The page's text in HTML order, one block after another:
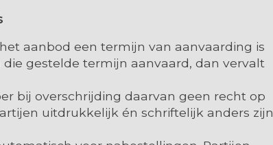
aanbod een termijn van aanvaarding is
gestelde termijn aanvaard, dan vervalt
bij overschrijding daarvan geen recht op
uitdrukkelijk én schriftelijk anders zijn